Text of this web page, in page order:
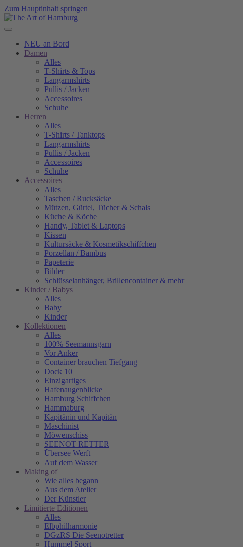
Zum Hauptinhalt springen
NEU an Bord
Damen
Alles
T-Shirts & Tops
Langarmshirts
Pullis / Jacken
Accessoires
Schuhe
Herren
Alles
T-Shirts / Tanktops
Langarmshirts
Pullis / Jacken
Accessoires
Schuhe
Accessoires
Alles
Taschen / Rucksäcke
Mützen, Gürtel, Tücher & Schals
Küche & Köche
Handy, Tablet & Laptops
Kissen
Kultursäcke & Kosmetikschiffchen
Porzellan / Bambus
Papeterie
Bilder
Schlüsselanhänger, Brillencontainer & mehr
Kinder / Babys
Alles
Baby
Kinder
Kollektionen
Alles
100% Seemannsgarn
Vor Anker
Container brauchen Tiefgang
Dock 10
Einzigartiges
Hafenaugen­blicke
Hamburg Schiffchen
Hammaburg
Kapitänin und Kapitän
Maschinist
Möwenschiss
SEENOT RETTER
Übersee Werft
Auf dem Wasser
Making of
Wie alles begann
Aus dem Atelier
Der Künstler
Limitierte Editionen
Alles
Elbphilharmonie
DGzRS Die Seenotretter
Hummel Sport